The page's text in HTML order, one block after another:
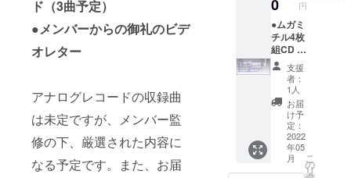
ド（3曲予定）
●メンバーからの御礼のビデ
オレター
アナログレコードの収録曲
は未定ですが、メンバー監
修の下、厳選された内容に
なる予定です。また、お届
してご
招待す
るライ
ブの対
象を変
更いた
しま
す。
2022年
6月以降
行う予
定のア
ルバム
リリー
0 円
●ムガミ
チル4枚
組CD ●
ソング
タイト
ルの命
名権（1
曲分/限
定20
名） ソ
ングタ
イトル
はアル
支援
者：
1人
お届
け予
定：
2022
年05
月
こ
の
リ